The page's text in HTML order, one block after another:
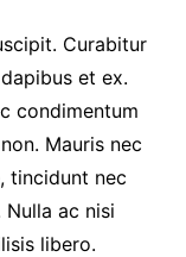
Curabitur
et ex.
condimentum
Mauris nec
tincidunt nec
ac nisi
libero.